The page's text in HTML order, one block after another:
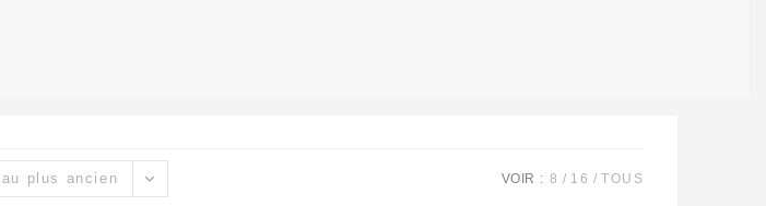
plus ancien VOIR : 8 16 TOUS